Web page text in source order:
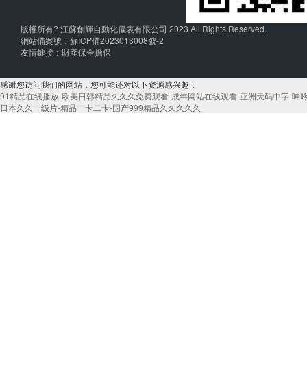
版權所有? 江蘇創輝自動化儀表有限公司 2023 All Rights Reserved.
網站備案號： 蘇ICP備2023013008號-2
友情鏈接： 財產保全擔保
感谢您访问我们的网站，您可能还对以下资源感兴趣：
91精品在线播放-欧美日韩精品久久久免费观看-成年网站在线观看-亚洲天码中字-
日本久久一级片-精品一卡二卡-国产999精品久久久久久